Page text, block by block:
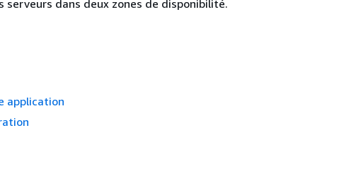
serveurs dans deux zones de disponibilité.
application